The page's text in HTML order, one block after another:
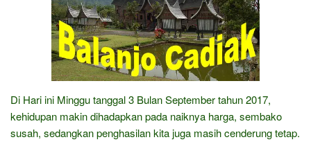
Di Hari ini Minggu tanggal 3 Bulan September tahun 2017,
kehidupan makin dihadapkan pada naiknya harga, sembako
susah, sedangkan penghasilan kita juga masih cenderung tetap.